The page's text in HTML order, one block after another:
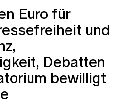
Euro für
und
Debatten
bewilligt